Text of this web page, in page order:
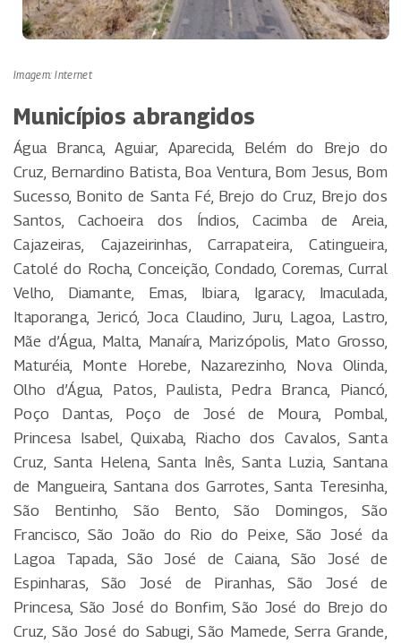
Imagem: Internet
Municípios abrangidos
Água Branca, Aguiar, Aparecida, Belém do Brejo do
Cruz, Bernardino Batista, Boa Ventura, Bom Jesus, Bom
Sucesso, Bonito de Santa Fé, Brejo do Cruz, Brejo dos
Santos, Cachoeira dos Índios, Cacimba de Areia,
Cajazeiras, Cajazeirinhas, Carrapateira, Catingueira,
Catolé do Rocha, Conceição, Condado, Coremas, Curral
Velho, Diamante, Emas, Ibiara, Igaracy, Imaculada,
Itaporanga, Jericó, Joca Claudino, Juru, Lagoa, Lastro,
Mãe d’Água, Malta, Manaíra, Marizópolis, Mato Grosso,
Maturéia, Monte Horebe, Nazarezinho, Nova Olinda,
Olho d’Água, Patos, Paulista, Pedra Branca, Piancó,
Poço Dantas, Poço de José de Moura, Pombal,
Princesa Isabel, Quixaba, Riacho dos Cavalos, Santa
Cruz, Santa Helena, Santa Inês, Santa Luzia, Santana
de Mangueira, Santana dos Garrotes, Santa Teresinha,
São Bentinho, São Bento, São Domingos, São
Francisco, São João do Rio do Peixe, São José da
Lagoa Tapada, São José de Caiana, São José de
Espinharas, São José de Piranhas, São José de
Princesa, São José do Bonfim, São José do Brejo do
Cruz, São José do Sabugi, São Mamede, Serra Grande,